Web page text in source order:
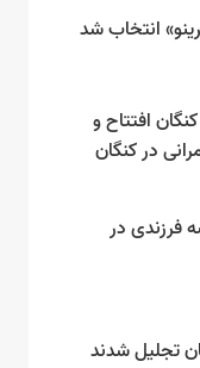
انتخاب شد
افتتاح و
عمرانی در کنگان
خانوار سه فرزندی در
تجلیل شدند